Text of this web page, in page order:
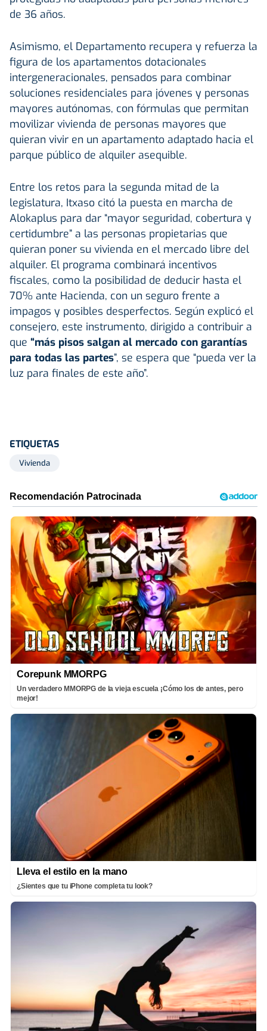
de 36 años.
Asimismo, el Departamento recupera y refuerza la
figura de los apartamentos dotacionales
intergeneracionales, pensados para combinar
soluciones residenciales para jóvenes y personas
mayores autónomas, con fórmulas que permitan
movilizar vivienda de personas mayores que
quieran vivir en un apartamento adaptado hacia el
parque público de alquiler asequible.
Entre los retos para la segunda mitad de la
legislatura, Itxaso citó la puesta en marcha de
Alokaplus para dar “mayor seguridad, cobertura y
certidumbre” a las personas propietarias que
quieran poner su vivienda en el mercado libre del
alquiler. El programa combinará incentivos
fiscales, como la posibilidad de deducir hasta el
70% ante Hacienda, con un seguro frente a
impagos y posibles desperfectos. Según explicó el
consejero, este instrumento, dirigido a contribuir a
que “más pisos salgan al mercado con garantías
para todas las partes”, se espera que “pueda ver la
luz para finales de este año”.
ETIQUETAS
Vivienda
Corepunk MMORPG
Un verdadero MMORPG de la vieja escuela ¡Cómo los de antes, pero
mejor!
Lleva el estilo en la mano
¿Sientes que tu iPhone completa tu look?